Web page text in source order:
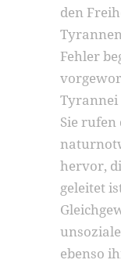
den
Fehler
Tyrannei
Sie
hervor,
geleitet
ebenso